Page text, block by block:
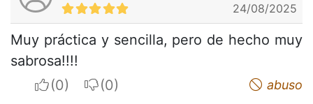
24/08/2025
Muy práctica y sencilla, pero de hecho muy
sabrosa!!!!
I apreciateI do not appreciate abuso